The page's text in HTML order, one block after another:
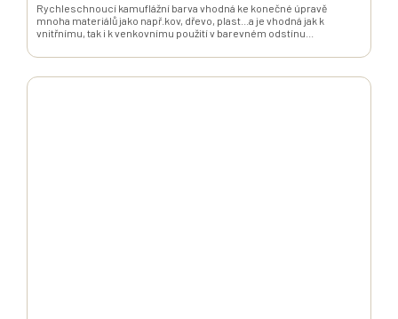
Rychleschnoucí kamuflážní barva vhodná ke konečné úpravě
mnoha materiálů jako např.kov, dřevo, plast...a je vhodná jak k
vnitřnímu, tak i k venkovnímu použití v barevném odstínu...